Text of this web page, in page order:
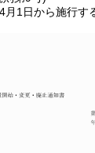
1日から施行す